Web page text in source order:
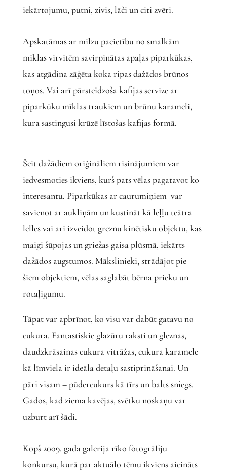
iekārtojumu, putni, zivis, lāči un citi zvēri.
Apskatāmas ar milzu pacietību no smalkām
mīklas virvītēm savirpinātas apaļas piparkūkas,
kas atgādina zāģēta koka ripas dažādos brūnos
toņos. Vai arī pārsteidzoša kafijas servīze ar
piparkūku mīklas traukiem un brūnu karameli,
kura sastingusi krūzē līstošas kafijas formā.
Šeit dažādiem oriģināliem risinājumiem var
iedvesmoties ikviens, kurš pats vēlas pagatavot ko
interesantu. Piparkūkas ar caurumiņiem var
savienot ar aukliņām un kustināt kā leļļu teātra
lelles vai arī izveidot greznu kinētisku objektu, kas
maigi šūpojas un griežas gaisa plūsmā, iekārts
dažādos augstumos. Mākslinieki, strādājot pie
šiem objektiem, vēlas saglabāt bērna prieku un
rotaļīgumu.
Tāpat var apbrīnot, ko visu var dabūt gatavu no
cukura. Fantastiskie glazūru raksti un gleznas,
daudzkrāsainas cukura vitrāžas, cukura karamele
kā līmviela ir ideāla detaļu sastiprināšanai. Un
pāri visam – pūdercukurs kā tīrs un balts sniegs.
Gados, kad ziema kavējas, svētku noskaņu var
uzburt arī šādi.
Kopš 2009. gada galerija rīko fotogrāfiju
konkursu, kurā par aktuālo tēmu ikviens aicināts